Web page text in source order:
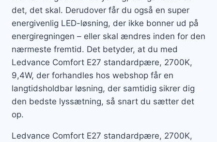
det, det skal. Derudover får du også en super
energivenlig LED-løsning, der ikke bonner ud på
energiregningen – eller skal ændres inden for den
nærmeste fremtid. Det betyder, at du med
Ledvance Comfort E27 standardpære, 2700K,
9,4W, der forhandles hos webshop får en
langtidsholdbar løsning, der samtidig sikrer dig
den bedste lyssætning, så snart du sætter det
op.
Ledvance Comfort E27 standardpære, 2700K,